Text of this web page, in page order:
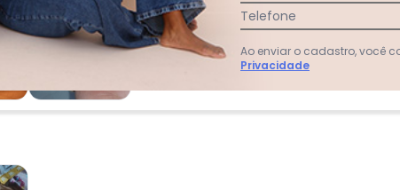
Telefone
Ao enviar o cadastro, você
Privacidade